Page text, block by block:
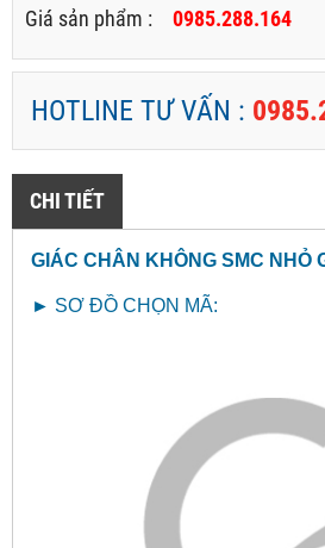
Giá sản phẩm : 0985.288.164
HOTLINE TƯ VẤN :
CHI TIẾT
GIÁC CHÂN KHÔNG SMC NHỎ
► SƠ ĐỒ CHỌN MÃ: